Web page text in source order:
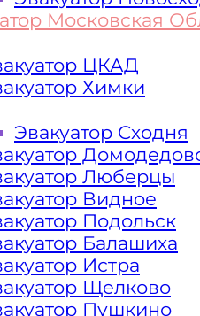
Московская
ЦКАД
Химки
Эвакуатор Сходня
Люберцы
Видное
Подольск
Балашиха
Истра
Щелково
Пушкино